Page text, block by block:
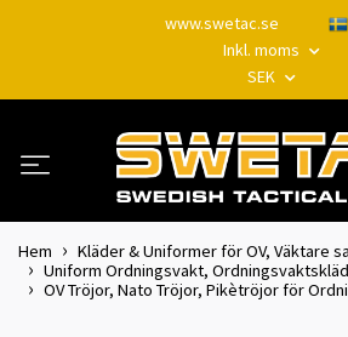
www.swetac.se
Inkl. moms
SEK
Hem
Kläder & Uniformer för OV, Väktare
Uniform Ordningsvakt,
OV Tröjor, Nato Tröjor, Pikètröjor för